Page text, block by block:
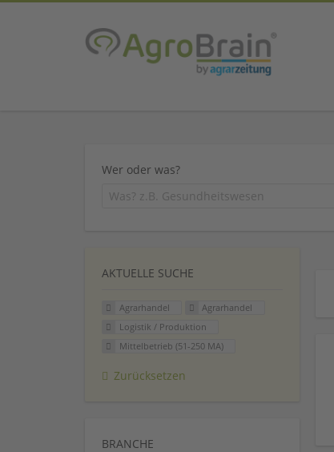
Wer oder was?
AKTUELLE SUCHE
Agrarhandel
Agrarhandel
Logistik / Produktion
Mittelbetrieb (51-250 MA)
Zurücksetzen
BRANCHE